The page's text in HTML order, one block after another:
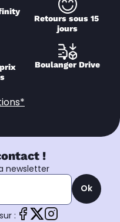
Retours sous 15
jours
Boulanger Drive
!
newsletter
Ok
: